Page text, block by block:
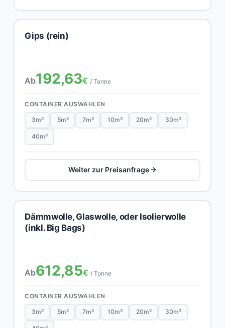
Gips (rein)
Ab192,63€ / Tonne
CONTAINER AUSWÄHLEN
3m³ 5m³ 7m³ 10m³ 20m³ 30m³
40m³
Weiter zur Preisanfrage
Dämmwolle, Glaswolle, oder Isolierwolle
(inkl. Big Bags)
Ab612,85€ / Tonne
CONTAINER AUSWÄHLEN
3m³ 5m³ 7m³ 10m³ 20m³ 30m³